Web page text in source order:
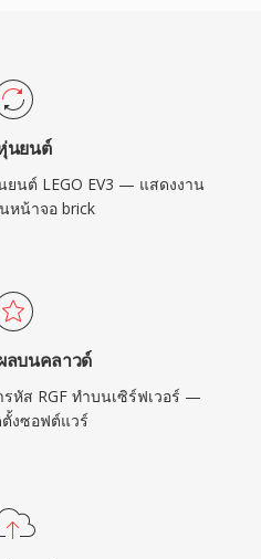
นยนต์
ยนต์ LEGO EV3 — แสดงงาน
หน้าจอ brick
ลบนคลาวด์
รหัส RGF ทำบนเซิร์ฟเวอร์ —
งซอฟต์แวร์